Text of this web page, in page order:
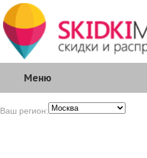
Меню
Ваш регион: